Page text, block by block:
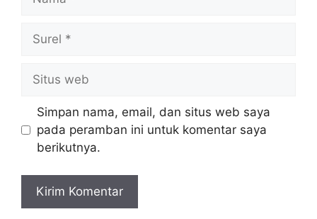
Surel
Situs
web
Simpan nama, email, dan situs web saya
pada peramban ini untuk komentar saya
berikutnya.